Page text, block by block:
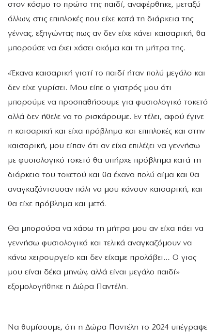
στον κόσμο το πρώτο της παιδί, αναφέρθηκε, μεταξύ
άλλων, στις επιπλοκές που είχε κατά τη διάρκεια της
γέννας, εξηγώντας πως αν δεν είχε κάνει καισαρική, θα
μπορούσε να έχει χάσει ακόμα και τη μήτρα της.
«Έκανα καισαρική γιατί το παιδί ήταν πολύ μεγάλο και
δεν είχε γυρίσει. Μου είπε ο γιατρός μου ότι
μπορούμε να προσπαθήσουμε για φυσιολογικό τοκετό
αλλά δεν ήθελε να το ρισκάρουμε. Εν τέλει, αφού έγινε
η καισαρική και είχα πρόβλημα και επιπλοκές και στην
καισαρική, μου είπαν ότι αν είχα επιλέξει να γεννήσω
με φυσιολογικό τοκετό θα υπήρχε πρόβλημα κατά τη
διάρκεια του τοκετού και θα έχανα πολύ αίμα και θα
αναγκαζόντουσαν πάλι να μου κάνουν καισαρική, και
θα είχε πρόβλημα και μετά.
Θα μπορούσα να χάσω τη μήτρα μου αν είχα πάει να
γεννήσω φυσιολογικά και τελικά αναγκαζόμουν να
κάνω χειρουργείο και δεν είχαμε προλάβει… Ο γιος
μου είναι δέκα μηνών, αλλά είναι μεγάλο παιδί»
εξομολογήθηκε η Δώρα Παντέλη.
Να θυμίσουμε, ότι η Δώρα Παντέλη το 2024 υπέγραψε